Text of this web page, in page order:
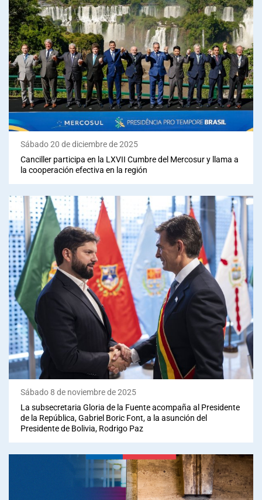
Sábado 20 de diciembre de 2025
Canciller participa en la LXVII Cumbre del Mercosur y llama a
la cooperación efectiva en la región
Sábado 8 de noviembre de 2025
La subsecretaria Gloria de la Fuente acompaña al Presidente
de la República, Gabriel Boric Font, a la asunción del
Presidente de Bolivia, Rodrigo Paz